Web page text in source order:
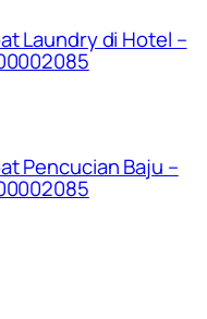
Laundry di Hotel –
Pencucian Baju –